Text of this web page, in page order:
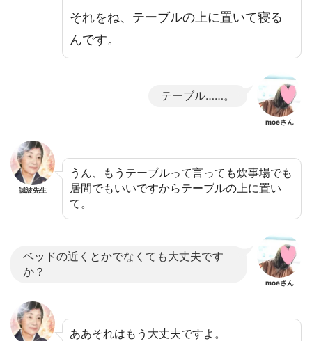
それをね、テーブルの上に置いて寝る
んです。
テーブル……。
moeさん
誠波先生
うん、もうテーブルって言っても炊事場でも
居間でもいいですからテーブルの上に置い
て。
ベッドの近くとかでなくても大丈夫です
か？
moeさん
ああそれはもう大丈夫ですよ。